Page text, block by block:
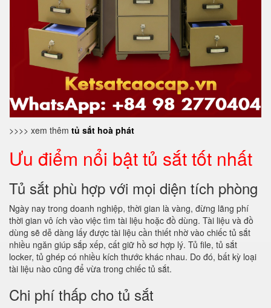
>>>> xem thêm tủ sắt hoà phát
Ưu điểm nổi bật tủ sắt tốt nhất
Tủ sắt phù hợp với mọi diện tích phòng
Ngày nay trong doanh nghiệp, thời gian là vàng, đừng lãng phí
thời gian vô ích vào việc tìm tài liệu hoặc đồ dùng. Tài liệu và đồ
dùng sẽ dễ dàng lấy được tài liệu cần thiết nhờ vào chiếc tủ sắt
nhiều ngăn giúp sắp xếp, cất giữ hồ sơ hợp lý. Tủ file, tủ sắt
locker, tủ ghép có nhiều kích thước khác nhau. Do đó, bất kỳ loại
tài liệu nào cũng để vừa trong chiếc tủ sắt.
Chi phí thấp cho tủ sắt